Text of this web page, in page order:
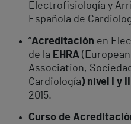
Electrofisiología y
Española de
“Acreditación en
de la EHRA
Association,
Cardiología) nivel I y II
2015.
Curso de